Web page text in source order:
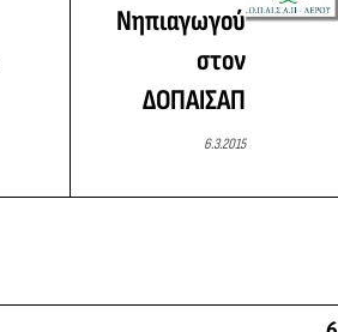
Νηπιαγωγού
στον
ΔΟΠΑΙΣΑΠ
6.3.2015